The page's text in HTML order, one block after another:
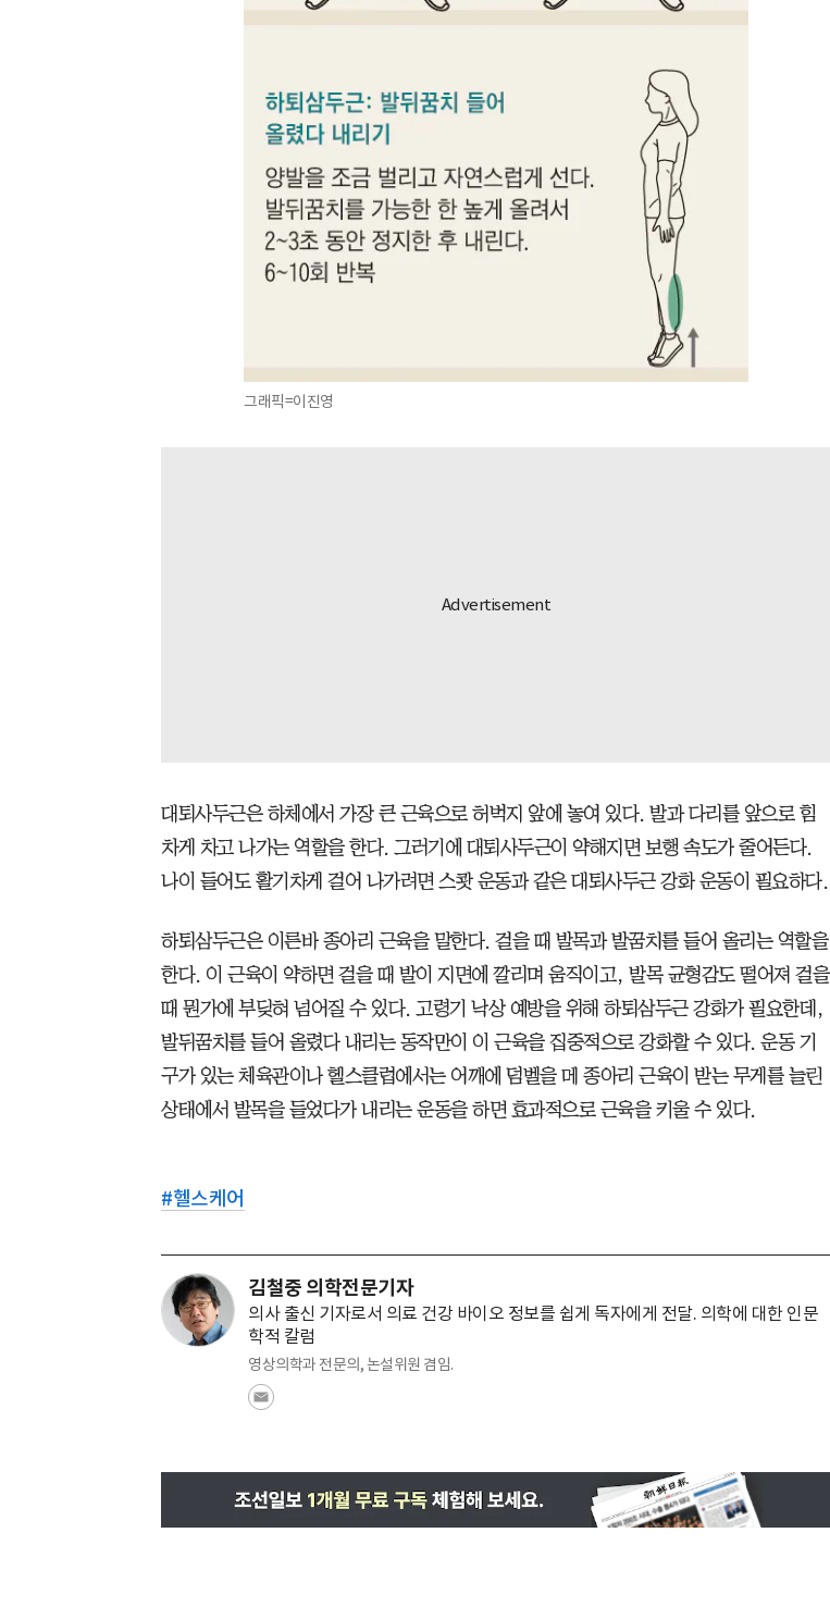
그래픽=이진영
대퇴사두근은 하체에서 가장 큰 근육으로 허벅지 앞에 놓여 있다. 발과 다리를 앞으로 힘
차게 차고 나가는 역할을 한다. 그러기에 대퇴사두근이 약해지면 보행 속도가 줄어든다.
나이 들어도 활기차게 걸어 나가려면 스쾃 운동과 같은 대퇴사두근 강화 운동이 필요하다.
하퇴삼두근은 이른바 종아리 근육을 말한다. 걸을 때 발목과 발꿈치를 들어 올리는 역할을
한다. 이 근육이 약하면 걸을 때 발이 지면에 깔리며 움직이고, 발목 균형감도 떨어져 걸을
때 뭔가에 부딪혀 넘어질 수 있다. 고령기 낙상 예방을 위해 하퇴삼두근 강화가 필요한데,
발뒤꿈치를 들어 올렸다 내리는 동작만이 이 근육을 집중적으로 강화할 수 있다. 운동 기
구가 있는 체육관이나 헬스클럽에서는 어깨에 덤벨을 메 종아리 근육이 받는 무게를 늘린
상태에서 발목을 들었다가 내리는 운동을 하면 효과적으로 근육을 키울 수 있다.
#헬스케어
김철중 의학전문기자
의사 출신 기자로서 의료 건강 바이오 정보를 쉽게 독자에게 전달. 의학에 대한 인문
학적 칼럼
영상의학과 전문의, 논설위원 겸임.